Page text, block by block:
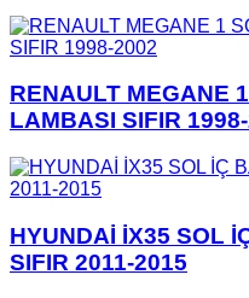
RENAULT MEGANE
LAMBASI SIFIR
HYUNDAİ İX35 SOL
SIFIR 2011-2015